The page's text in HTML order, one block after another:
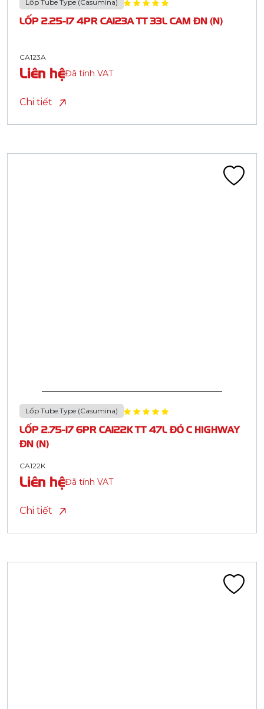
Lốp Tube Type (Casumina)
LỐP 2.25-17 4PR CA123A TT 33L CAM ĐN (N)
CA123A
Liên hệĐã tính VAT
Chi tiết
Lốp Tube Type (Casumina)
LỐP 2.75-17 6PR CA122K TT 47L ĐỎ C HIGHWAY
ĐN (N)
CA122K
Liên hệĐã tính VAT
Chi tiết